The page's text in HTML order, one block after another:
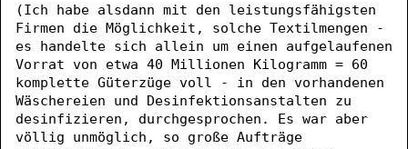
(Ich habe alsdann mit den leistungsfähigsten
Firmen die Möglichkeit, solche Textilmengen -
es handelte sich allein um einen aufgelaufenen
Vorrat von etwa 40 Millionen Kilogramm = 60
komplette Güterzüge voll - in den vorhandenen
Wäschereien und Desinfektionsanstalten zu
desinfizieren, durchgesprochen. Es war aber
völlig unmöglich, so große Aufträge